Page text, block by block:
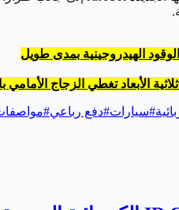
الهيدروجينية بمدى طويل
الأبعاد تغطي الزجاج الأمامي
#سيارات#دفع رباعي#